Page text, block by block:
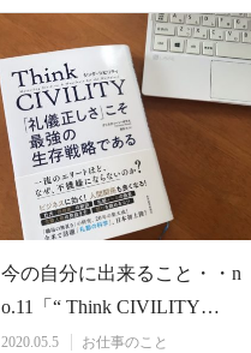
今の自分に出来ること・・n
o.11「“ Think CIVILITY…
2020.05.5 お仕事のこと